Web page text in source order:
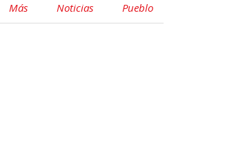
Más Noticias Pueblo